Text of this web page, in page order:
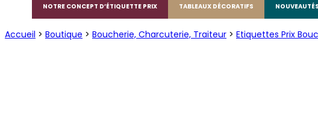
NOTRE CONCEPT D’ÉTIQUETTE PRIX TABLEAUX DÉCORATIFS NOUVEAUTÉS
Accueil > Boutique > Boucherie, Charcuterie, Traiteur > Etiquettes Prix